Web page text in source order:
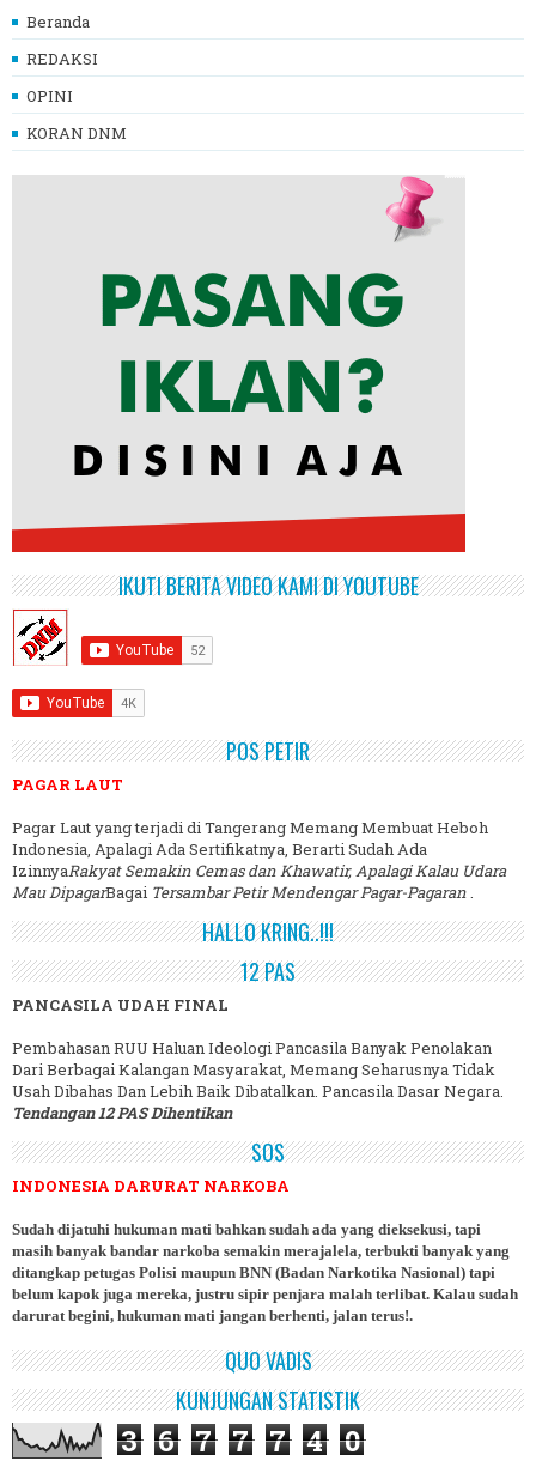
Beranda
REDAKSI
OPINI
KORAN DNM
IKUTI BERITA VIDEO KAMI DI YOUTUBE
POS PETIR
PAGAR LAUT
Pagar Laut yang terjadi di Tangerang Memang Membuat Heboh
Indonesia, Apalagi Ada Sertifikatnya, Berarti Sudah Ada
IzinnyaRakyat Semakin Cemas dan Khawatir, Apalagi Kalau Udara
Mau DipagarBagai Tersambar Petir Mendengar Pagar-Pagaran.
HALLO KRING..!!!
12 PAS
PANCASILA UDAH FINAL
Pembahasan RUU Haluan Ideologi Pancasila Banyak Penolakan
Dari Berbagai Kalangan Masyarakat, Memang Seharusnya Tidak
Usah Dibahas Dan Lebih Baik Dibatalkan. Pancasila Dasar Negara.
Tendangan 12 PAS Dihentikan
SOS
INDONESIA DARURAT NARKOBA
Sudah dijatuhi hukuman mati bahkan sudah ada yang dieksekusi, tapi
masih banyak bandar narkoba semakin merajalela, terbukti banyak yang
ditangkap petugas Polisi maupun BNN (Badan Narkotika Nasional) tapi
belum kapok juga mereka, justru sipir penjara malah terlibat. Kalau sudah
darurat begini, hukuman mati jangan berhenti, jalan terus!.
QUO VADIS
KUNJUNGAN STATISTIK
3 6 7 7 7 4 0